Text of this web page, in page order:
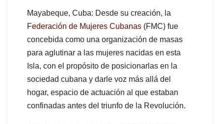
Mayabeque, Cuba: Desde su creación, la
Federación de Mujeres Cubanas (FMC) fue
concebida como una organización de masas
para aglutinar a las mujeres nacidas en esta
Isla, con el propósito de posicionarlas en la
sociedad cubana y darle voz más allá del
hogar, espacio de actuación al que estaban
confinadas antes del triunfo de la Revolución.